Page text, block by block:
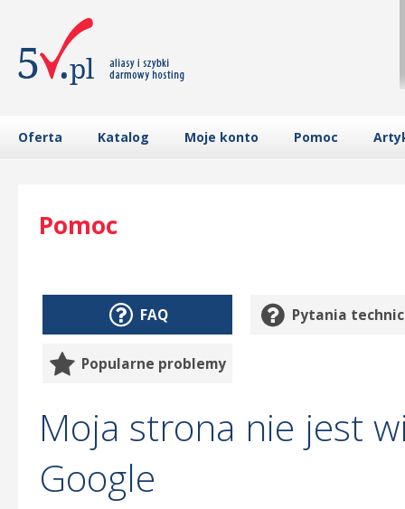
Oferta Katalog Moje konto Pomoc
Pomoc
FAQ Pytania
Popularne problemy
Moja strona nie jest
Google